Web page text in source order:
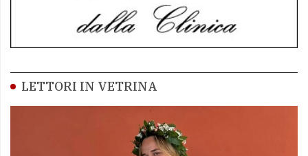
LETTORI IN VETRINA